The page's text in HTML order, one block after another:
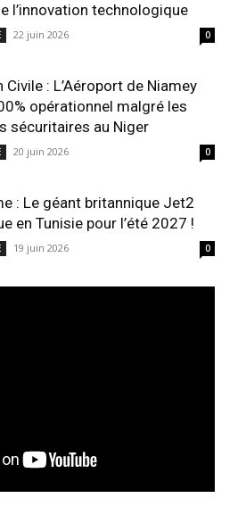
l’innovation technologique
22 juin 2026 0
Civile : L’Aéroport de Niamey
opérationnel malgré les
sécuritaires au Niger
20 juin 2026 0
: Le géant britannique Jet2
en Tunisie pour l’été 2027 !
19 juin 2026 0